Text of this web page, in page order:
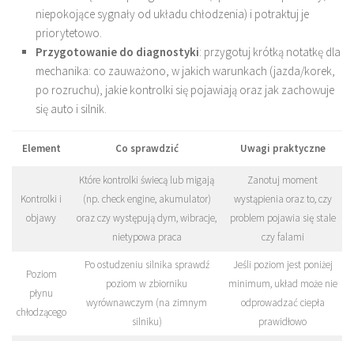
niepokojące sygnały od układu chłodzenia) i potraktuj je
priorytetowo.
Przygotowanie do diagnostyki: przygotuj krótką notatkę dla
mechanika: co zauważono, w jakich warunkach (jazda/korek,
po rozruchu), jakie kontrolki się pojawiają oraz jak zachowuje
się auto i silnik.
Element Co sprawdzić Uwagi praktyczne
Kontrolki i
objawy
Które kontrolki świecą lub migają
(np. check engine, akumulator)
oraz czy występują dym, wibracje,
nietypowa praca
Zanotuj moment
wystąpienia oraz to, czy
problem pojawia się stale
czy falami
Poziom
płynu
chłodzącego
Po ostudzeniu silnika sprawdź
poziom w zbiorniku
wyrównawczym (na zimnym
silniku)
Jeśli poziom jest poniżej
minimum, układ może nie
odprowadzać ciepła
prawidłowo